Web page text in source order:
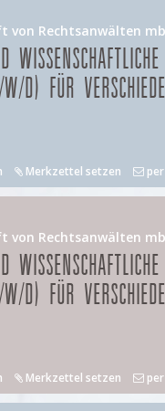
von Rechtsanwälten
WISSENSCHAFTLICHE
D) FÜR
Merkzettel setzen
von Rechtsanwälten
WISSENSCHAFTLICHE
D) FÜR
Merkzettel setzen